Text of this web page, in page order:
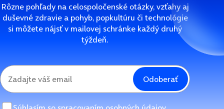
Rôzne pohľady na celospoločenské otázky, vzťahy aj
duševné zdravie a pohyb, popkultúru či technológie
si môžete nájsť v mailovej schránke každý druhý
týždeň.
Odoberať